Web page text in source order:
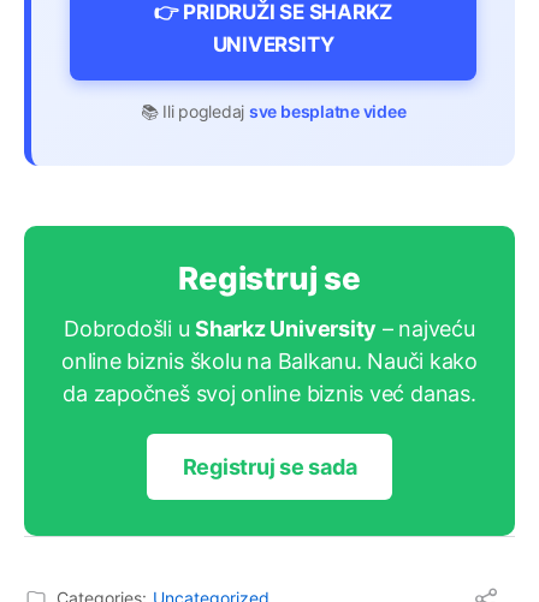
👉 PRIDRUŽI SE SHARKZ
UNIVERSITY
📚 Ili pogledaj sve besplatne videe
Registruj se
Dobrodošli uSharkz University – najveću
online biznis školu na Balkanu. Nauči kako
da započneš svoj online biznis već danas.
Registruj se sada
Categories: Uncategorized